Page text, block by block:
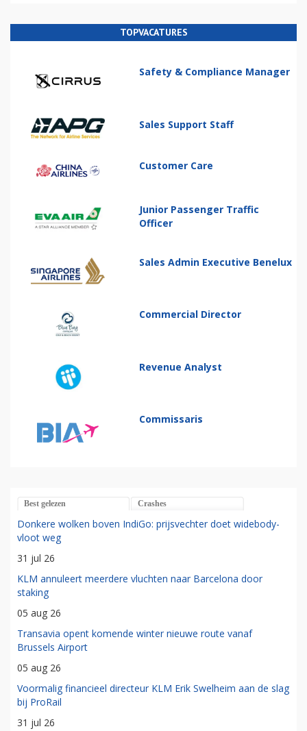
TOPVACATURES
Safety & Compliance Manager
Sales Support Staff
Customer Care
Junior Passenger Traffic
Officer
Sales Admin Executive Benelux
Commercial Director
Revenue Analyst
Commissaris
Best gelezen Crashes
Donkere wolken boven IndiGo: prijsvechter doet widebody-
vloot weg
31 jul 26
KLM annuleert meerdere vluchten naar Barcelona door
staking
05 aug 26
Transavia opent komende winter nieuwe route vanaf
Brussels Airport
05 aug 26
Voormalig financieel directeur KLM Erik Swelheim aan de slag
bij ProRail
31 jul 26